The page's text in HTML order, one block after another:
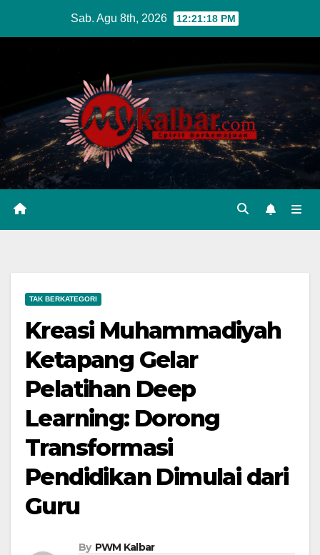
Sab. Agu 8th, 2026 12:21:19 PM
TAK BERKATEGORI
Kreasi Muhammadiyah
Ketapang Gelar
Pelatihan Deep
Learning: Dorong
Transformasi
Pendidikan Dimulai dari
Guru
By PWM Kalbar